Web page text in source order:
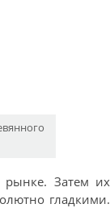
рынке. Затем их
гладкими.